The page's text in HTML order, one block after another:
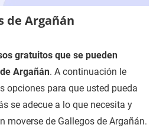
de Argañán
gratuitos que se pueden
Argañán. A continuación le
opciones para que usted pueda
se adecue a lo que necesita y
moverse de Gallegos de Argañán.